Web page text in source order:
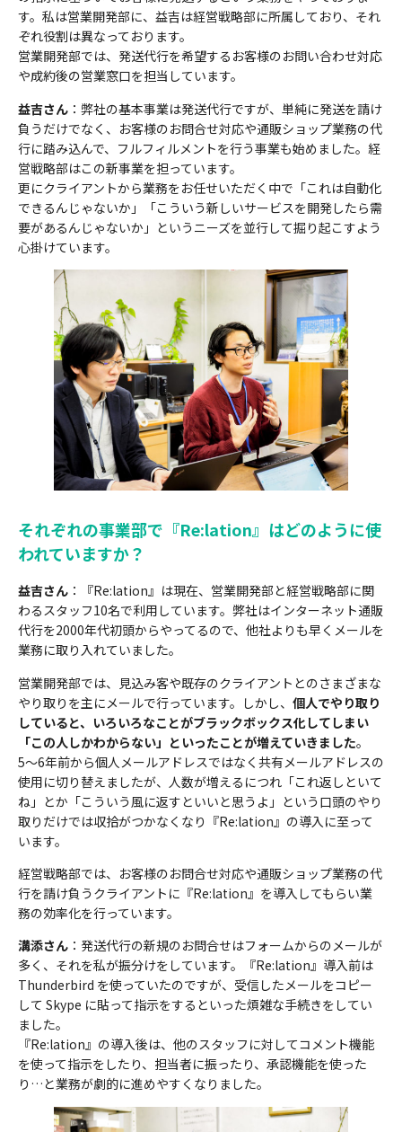
す。私は営業開発部に、益吉は経営戦略部に所属しており、それ
ぞれ役割は異なっております。
営業開発部では、発送代行を希望するお客様のお問い合わせ対応
や成約後の営業窓口を担当しています。
益吉さん ：弊社の基本事業は発送代行ですが、単純に発送を請け
負うだけでなく、お客様のお問合せ対応や通販ショップ業務の代
行に踏み込んで、フルフィルメントを行う事業も始めました。経
営戦略部はこの新事業を担っています。
更にクライアントから業務をお任せいただく中で「これは自動化
できるんじゃないか」「こういう新しいサービスを開発したら需
要があるんじゃないか」というニーズを並行して掘り起こすよう
心掛けています。
それぞれの事業部で『Re:lation』はどのように使
われていますか？
益吉さん ：『Re:lation』は現在、営業開発部と経営戦略部に関
わるスタッフ10名で利用しています。弊社はインターネット通販
代行を2000年代初頭からやってるので、他社よりも早くメールを
業務に取り入れていました。
営業開発部では、見込み客や既存のクライアントとのさまざまな
やり取りを主にメールで行っています。しかし、 個人でやり取り
していると、いろいろなことがブラックボックス化してしまい
「この人しかわからない」といったことが増えていきました。
5～6年前から個人メールアドレスではなく共有メールアドレスの
使用に切り替えましたが、人数が増えるにつれ「これ返しといて
ね」とか「こういう風に返すといいと思うよ」という口頭のやり
取りだけでは収拾がつかなくなり『Re:lation』の導入に至って
います。
経営戦略部では、お客様のお問合せ対応や通販ショップ業務の代
行を請け負うクライアントに『Re:lation』を導入してもらい業
務の効率化を行っています。
溝添さん ：発送代行の新規のお問合せはフォームからのメールが
多く、それを私が振分けをしています。『Re:lation』導入前は
Thunderbird を使っていたのですが、受信したメールをコピー
して Skype に貼って指示をするといった煩雑な手続きをしてい
ました。
『Re:lation』の導入後は、他のスタッフに対してコメント機能
を使って指示をしたり、担当者に振ったり、承認機能を使った
り…と業務が劇的に進めやすくなりました。